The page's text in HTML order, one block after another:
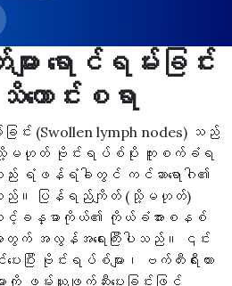
း ရောင်ရမ်းခြင်း
သိကောင်းစရာ
ခြင်း (Swollen lymph nodes) သည်
ယား သို့မဟုတ် ဗိုင်းရပ်စ်ပိုး ကူးစက်ခံရ
ော်လည်း ရံဖန်ရံခါတွင် ကင်ဆာရောဂါ၏
ည်။ ပြန်ရည်ကျိတ် (သို့မဟုတ်)
သင့်ခန္ဓာကိုယ်၏ ကိုယ်ခံအားစနစ်
အလွန်အရေးကြီးပါသည်။ ၎င်း
ြီး ဗိုင်းရပ်စ်များ၊ ဗက်တီးရီးယား
းများကို ဖမ်းယူဖျက်ဆီးပေးခြင်းဖြင့်